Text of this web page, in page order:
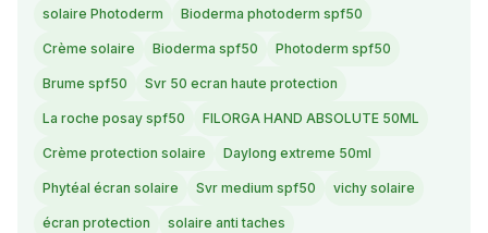
solaire Photoderm Bioderma photoderm spf50
Crème solaire Bioderma spf50 Photoderm spf50
Brume spf50 Svr 50 ecran haute protection
La roche posay spf50 FILORGA HAND ABSOLUTE 50ML
Crème protection solaire Daylong extreme 50ml
Phytéal écran solaire Svr medium spf50 vichy solaire
écran protection solaire anti taches